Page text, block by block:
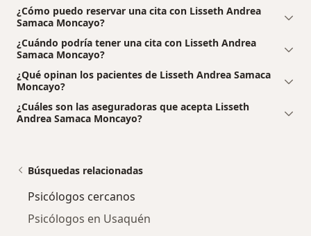
¿Cómo puedo reservar una cita con Lisseth Andrea
Samaca Moncayo?
¿Cuándo podría tener una cita con Lisseth Andrea
Samaca Moncayo?
¿Qué opinan los pacientes de Lisseth Andrea Samaca
Moncayo?
¿Cuáles son las aseguradoras que acepta Lisseth
Andrea Samaca Moncayo?
Búsquedas relacionadas
Psicólogos cercanos
Psicólogos en Usaquén